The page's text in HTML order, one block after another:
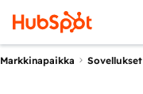
Markkinapaikka Sovellukset